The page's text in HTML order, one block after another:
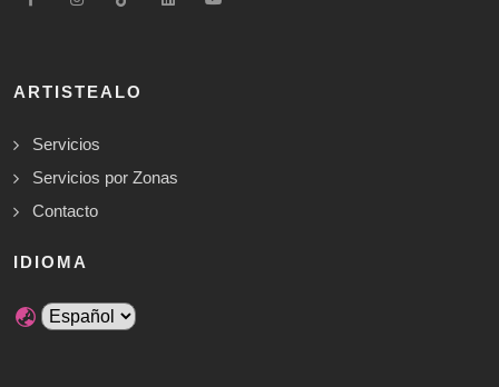
ARTISTEALO
Servicios
Servicios por Zonas
Contacto
IDIOMA